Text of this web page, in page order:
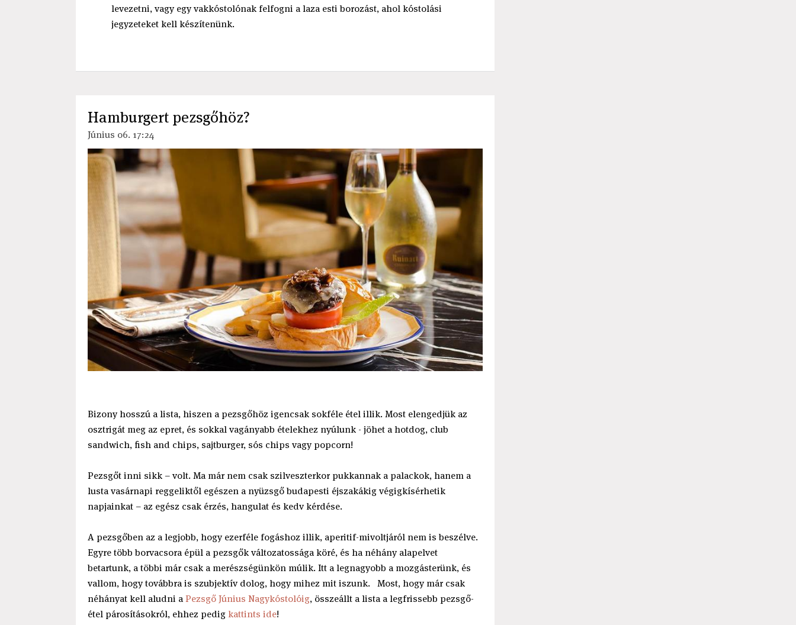
levezetni, vagy egy vakkóstolónak felfogni a laza esti borozást, ahol kóstolási
jegyzeteket kell készítenünk.
Hamburgert pezsgőhöz?
Június 06. 17:24
Bizony hosszú a lista, hiszen a pezsgőhöz igencsak sokféle étel illik. Most elengedjük az
osztrigát meg az epret, és sokkal vagányabb ételekhez nyúlunk - jöhet a hotdog, club
sandwich, fish and chips, sajtburger, sós chips vagy popcorn!
Pezsgőt inni sikk – volt. Ma már nem csak szilveszterkor pukkannak a palackok, hanem a
lusta vasárnapi reggeliktől egészen a nyüzsgő budapesti éjszakákig végigkísérhetik
napjainkat – az egész csak érzés, hangulat és kedv kérdése.
A pezsgőben az a legjobb, hogy ezerféle fogáshoz illik, aperitif-mivoltjáról nem is beszélve.
Egyre több borvacsora épül a pezsgők változatossága köré, és ha néhány alapelvet
betartunk, a többi már csak a merészségünkön múlik. Itt a legnagyobb a mozgásterünk, és
vallom, hogy továbbra is szubjektív dolog, hogy mihez mit iszunk. Most, hogy már csak
néhányat kell aludni aPezsgő Június Nagykóstolóig, összeállt a lista a legfrissebb pezsgő-
étel párosításokról, ehhez pedig kattints ide!